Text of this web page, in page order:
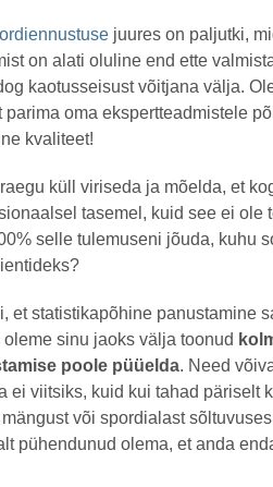
s
t
a
a
g
o
juures on paljutki,
on alati oluline end ette
kaotusseisust võitjana välja.
parima oma ekspertteadmistele
kvaliteet!
küll viriseda ja mõelda, et
tasemel, kuid see ei ole
selle tulemuseni jõuda, kuhu
et statistikapõhine panustamine
oleme sinu jaoks välja toonud
poole püüelda. Need
ei viitsiks, kuid kui tahad päriselt
või spordialast
pühendunud olema, et anda